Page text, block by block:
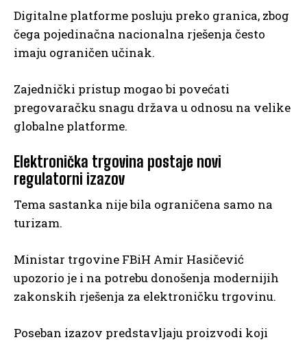
Digitalne platforme posluju preko granica, zbog
čega pojedinačna nacionalna rješenja često
imaju ograničen učinak.
Zajednički pristup mogao bi povećati
pregovaračku snagu država u odnosu na velike
globalne platforme.
Elektronička trgovina postaje novi
regulatorni izazov
Tema sastanka nije bila ograničena samo na
turizam.
Ministar trgovine FBiH Amir Hasičević
upozorio je i na potrebu donošenja modernijih
zakonskih rješenja za elektroničku trgovinu.
Poseban izazov predstavljaju proizvodi koji